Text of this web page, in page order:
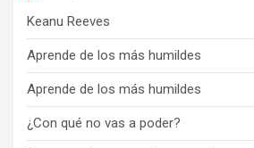
Keanu Reeves
Aprende de los más humildes
Aprende de los más humildes
¿Con qué no vas a poder?